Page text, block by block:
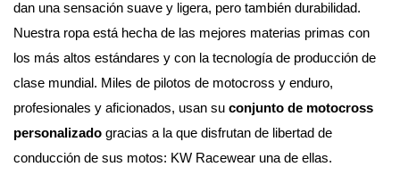
dan una sensación suave y ligera, pero también durabilidad.
Nuestra ropa está hecha de las mejores materias primas con
los más altos estándares y con la tecnología de producción de
clase mundial. Miles de pilotos de motocross y enduro,
profesionales y aficionados, usan su conjunto de motocross
personalizado gracias a la que disfrutan de libertad de
conducción de sus motos: KW Racewear una de ellas.